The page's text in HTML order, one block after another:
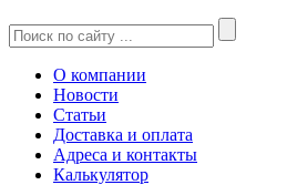
О компании
Новости
Статьи
Доставка и оплата
Адреса и контакты
Калькулятор